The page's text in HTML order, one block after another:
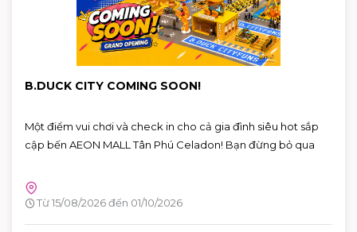
B.DUCK CITY COMING SOON!
Một điểm vui chơi và check in cho cả gia đình siêu hot sắp
cập bến AEON MALL Tân Phú Celadon! Bạn đừng bỏ qua
Từ 15/08/2026 đến 01/10/2026